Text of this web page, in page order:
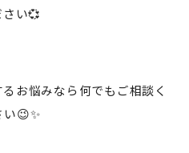
い💞
お悩みなら何でもご相談く
い😉✨